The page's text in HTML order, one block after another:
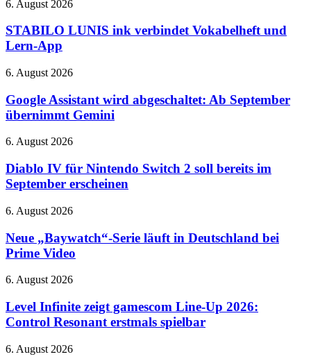
Netflix
und
Grad-
Hotend
STABILO
ink
verbindet
Vokabelheft
Lern-
6. August 2026
STABILO LUNIS ink verbindet Vokabelheft und
Lern-App
Google
wird
abgeschaltet:
Ab
übernimmt
6. August 2026
Google Assistant wird abgeschaltet: Ab September
übernimmt Gemini
Diablo
für
Nintendo
Switch
soll
im
September
6. August 2026
Diablo IV für Nintendo Switch 2 soll bereits im
September erscheinen
Neue
Serie
läuft
in
bei
Video
6. August 2026
Neue „Baywatch“-Serie läuft in Deutschland bei
Prime Video
Level
zeigt
gamescom
Line-
2026:
6. August 2026
Level Infinite zeigt gamescom Line-Up 2026:
Control Resonant erstmals spielbar
Neues
6. August 2026